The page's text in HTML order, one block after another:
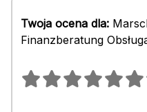
Twoja ocena dla:
Finanzberatung